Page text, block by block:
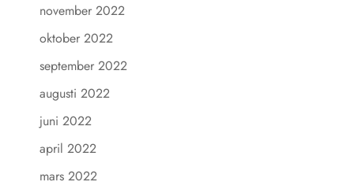
november 2022
oktober 2022
september 2022
augusti 2022
juni 2022
april 2022
mars 2022